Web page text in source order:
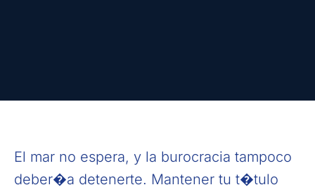
El mar no espera, y la burocracia tampoco
deber�a detenerte. Mantener tu t�tulo